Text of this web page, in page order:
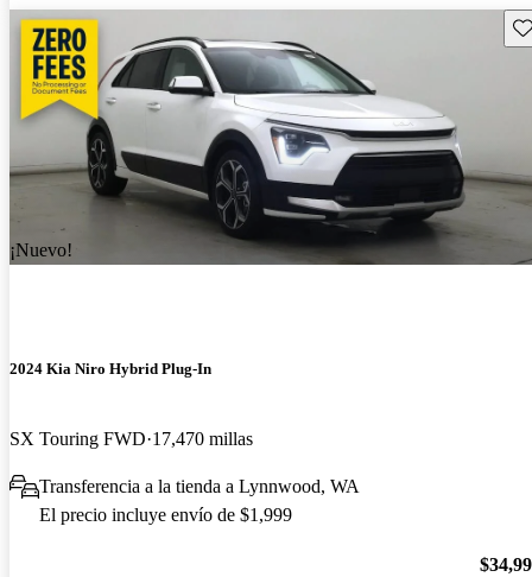
¡Nuevo!
2024 Kia Niro Hybrid Plug-In
SX Touring FWD 17,470 millas
Transferencia a la tienda a Lynnwood, WA
El precio incluye envío de $1,999